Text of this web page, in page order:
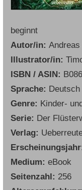
beginnt
Autor/in:
Illustrator/in:
ISBN / ASIN:
Sprache: Deutsch
Genre: Kinder-
Serie: Der
Verlag:
Medium:eBook
Seitenzahl: 256